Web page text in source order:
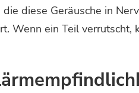
diese Geräusche in
Wenn ein Teil